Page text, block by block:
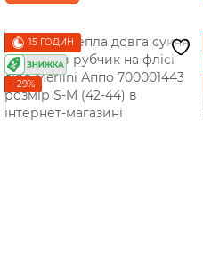
15 ГОДИН
−29%